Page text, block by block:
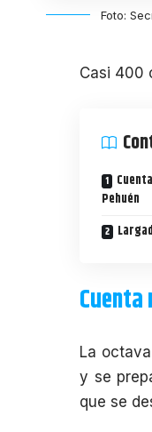
Foto:
Casi 400
Pehuén
La
y se
que se